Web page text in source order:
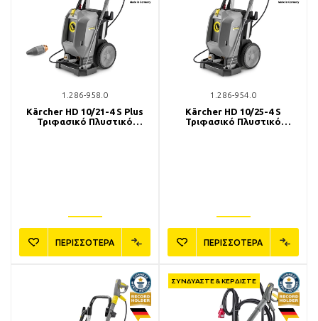
1.286-958.0
Kärcher HD 10/21-4 S Plus
Τριφασικό Πλυστικό
ΠΕΡΙΣΣΟΤΕΡΑ
1.286-954.0
Kärcher HD 10/25-4 S
Τριφασικό Πλυστικό
ΠΕΡΙΣΣΟΤΕΡΑ
ΣΥΝΔΥΑΣΤΕ & ΚΕΡΔΙΣΤΕ